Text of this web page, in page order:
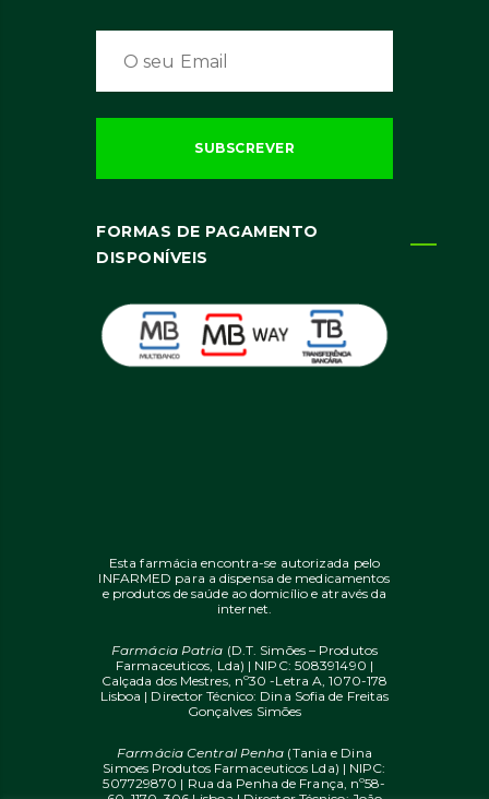
FORMAS DE PAGAMENTO
DISPONÍVEIS
Esta farmácia encontra-se autorizada pelo
INFARMED para a dispensa de medicamentos
e produtos de saúde ao domicílio e através da
internet.
Farmácia Patria (D.T. Simões – Produtos
Farmaceuticos, Lda) | NIPC: 508391490 |
Calçada dos Mestres, nº30 -Letra A, 1070-178
Lisboa | Director Técnico: Dina Sofia de Freitas
Gonçalves Simões
Farmácia Central Penha (Tania e Dina
Simoes Produtos Farmaceuticos Lda) | NIPC:
507729870 | Rua da Penha de França, nº58-